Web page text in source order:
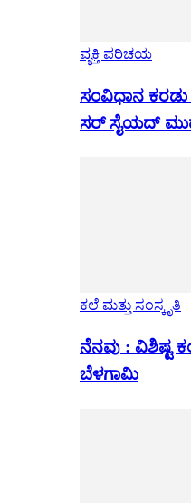
ವ್ಯಕ್ತಿ ಪರಿಚಯ
ಸಂವಿಧಾನ ಕರಡು
ಸರ್ ಸೈಯದ್
ಕಲೆ ಮತ್ತು ಸಂಸ್ಕೃತಿ
ನೆನವು : ವಿಶಿಷ್ಟ
ಬೆಳಗಾಮಿ